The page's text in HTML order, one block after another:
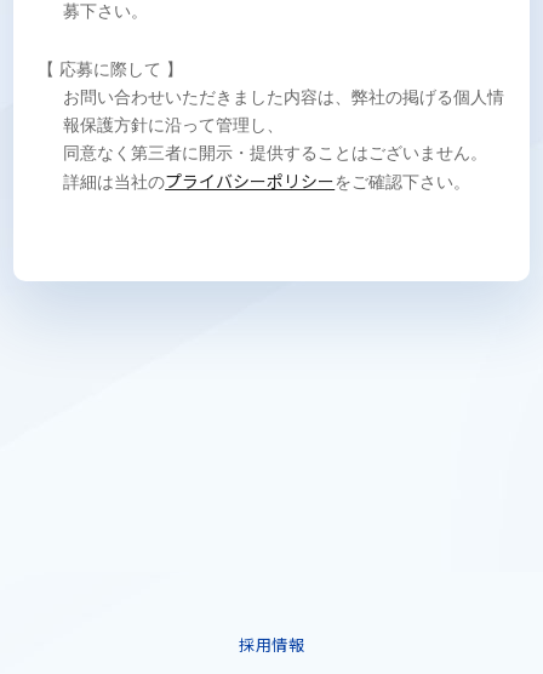
募下さい。
【 応募に際して 】
お問い合わせいただきました内容は、弊社の掲げる個人情
報保護方針に沿って管理し、
同意なく第三者に開示・提供することはございません。
詳細は当社のプライバシーポリシーをご確認下さい。
採用情報